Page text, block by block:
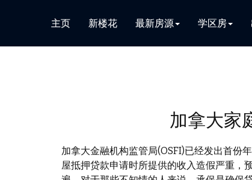
主页 新楼花 最新房源 学区房
加拿大家
加拿大金融机构监管局(OSFI)已经发出首份
屋抵押贷款申请时所提供的收入造假严重，